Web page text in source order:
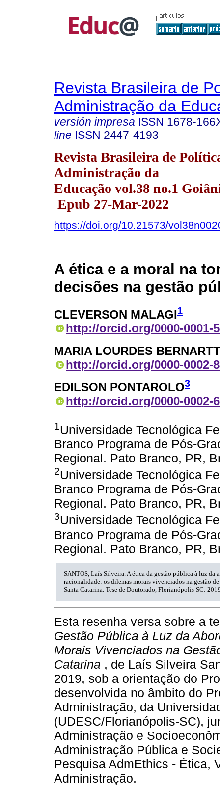
Revista Brasileira de
Administração da
versión impresa ISSN 1678-
line ISSN 2447-4193
Revista Brasileira de
Administração da
Educação vol.38 no.1
Epub 27-Mar-2022
https://doi.org/10.21573/
A ética e a moral na
decisões na gestão
CLEVERSON MALAGI1
http://orcid.org/0000-0001-
MARIA LOURDES BERNARTT
http://orcid.org/0000-0002-
EDILSON PONTAROLO3
http://orcid.org/0000-0002-
1Universidade Tecnológica
Branco Programa de Pós-
Regional. Pato Branco, PR,
2Universidade Tecnológica
Branco Programa de Pós-
Regional. Pato Branco, PR,
3Universidade Tecnológica
Branco Programa de Pós-
Regional. Pato Branco, PR,
SANTOS, Laís Silveira. A ética da gestão pública à luz da
racionalidade: os dilemas morais vivenciados na gestão de
Santa Catarina. Tese de Doutorado, Florianópolis-SC:
Esta resenha versa sobre a
Gestão Pública à Luz da
Morais Vivenciados na
Catarina , de Laís Silveira
2019, sob a orientação do
desenvolvida no âmbito do
Administração, da
(UDESC/Florianópolis-SC),
Administração e
Administração Pública e
Pesquisa AdmEthics - Ética,
Administração.